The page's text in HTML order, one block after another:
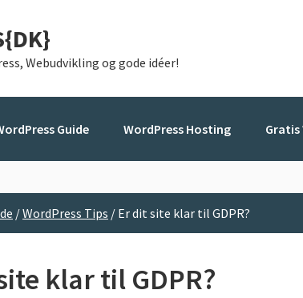
Webudvikling og gode idéer!
Guide WordPress Hosting Gratis
/WordPress Tips / Er dit site klar til GDPR?
klar til GDPR?